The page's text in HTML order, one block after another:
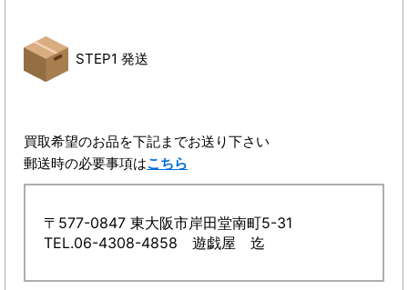
STEP1 発送
買取希望のお品を下記までお送り下さい
郵送時の必要事項はこちら
〒577-0847 東大阪市岸田堂南町5-31
TEL.06-4308-4858 遊戯屋 迄